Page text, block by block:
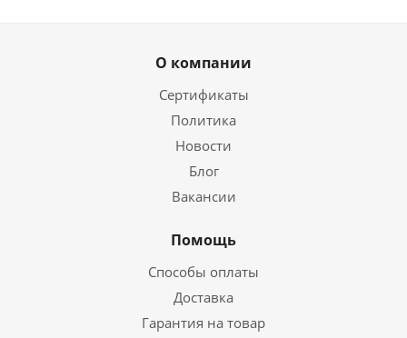
О компании
Сертификаты
Политика
Новости
Блог
Вакансии
Помощь
Способы оплаты
Доставка
Гарантия на товар